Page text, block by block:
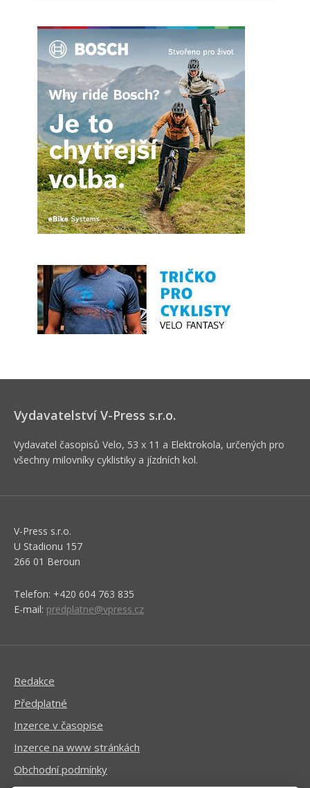
Vydavatelství V-Press s.r.o.
Vydavatel časopisů Velo, 53 x 11 a Elektrokola, určených pro
všechny milovníky cyklistiky a jízdních kol.
V-Press s.r.o.
U Stadionu 157
266 01 Beroun
Telefon: +420 604 763 835
E-mail: predplatne@vpress.cz
Redakce
Předplatné
Inzerce v časopise
Inzerce na www stránkách
Obchodní podmínky